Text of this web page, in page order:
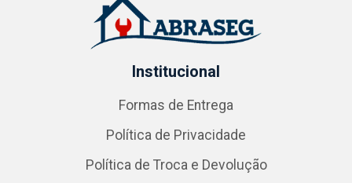
Institucional
Formas de Entrega
Política de Privacidade
Política de Troca e Devolução